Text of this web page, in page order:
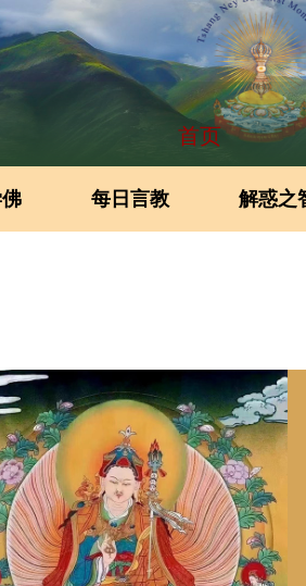
首页
每日言教 解惑之